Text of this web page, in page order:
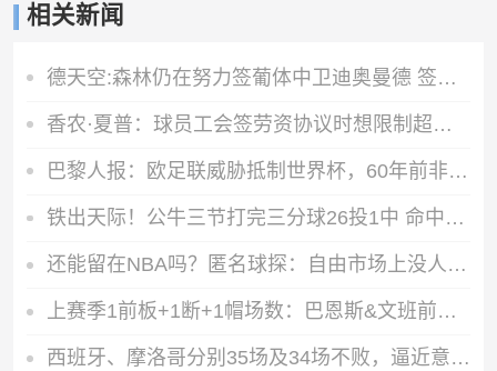
相关新闻
德天空:森林仍在努力签葡体中卫迪奥曼德 签吉瓦罗·雷德没有进展
香农·夏普：球员工会签劳资协议时想限制超级球队 如今坑了球员
巴黎人报：欧足联威胁抵制世界杯，60年前非洲足联已有先例
铁出天际！公牛三节打完三分球26投1中 命中率是3.8%
还能留在NBA吗？匿名球探：自由市场上没人愿意接触威少
上赛季1前板+1断+1帽场数：巴恩斯&文班前二 火箭&骑士各2人前十
西班牙、摩洛哥分别35场及34场不败，逼近意大利连续37场不败纪录